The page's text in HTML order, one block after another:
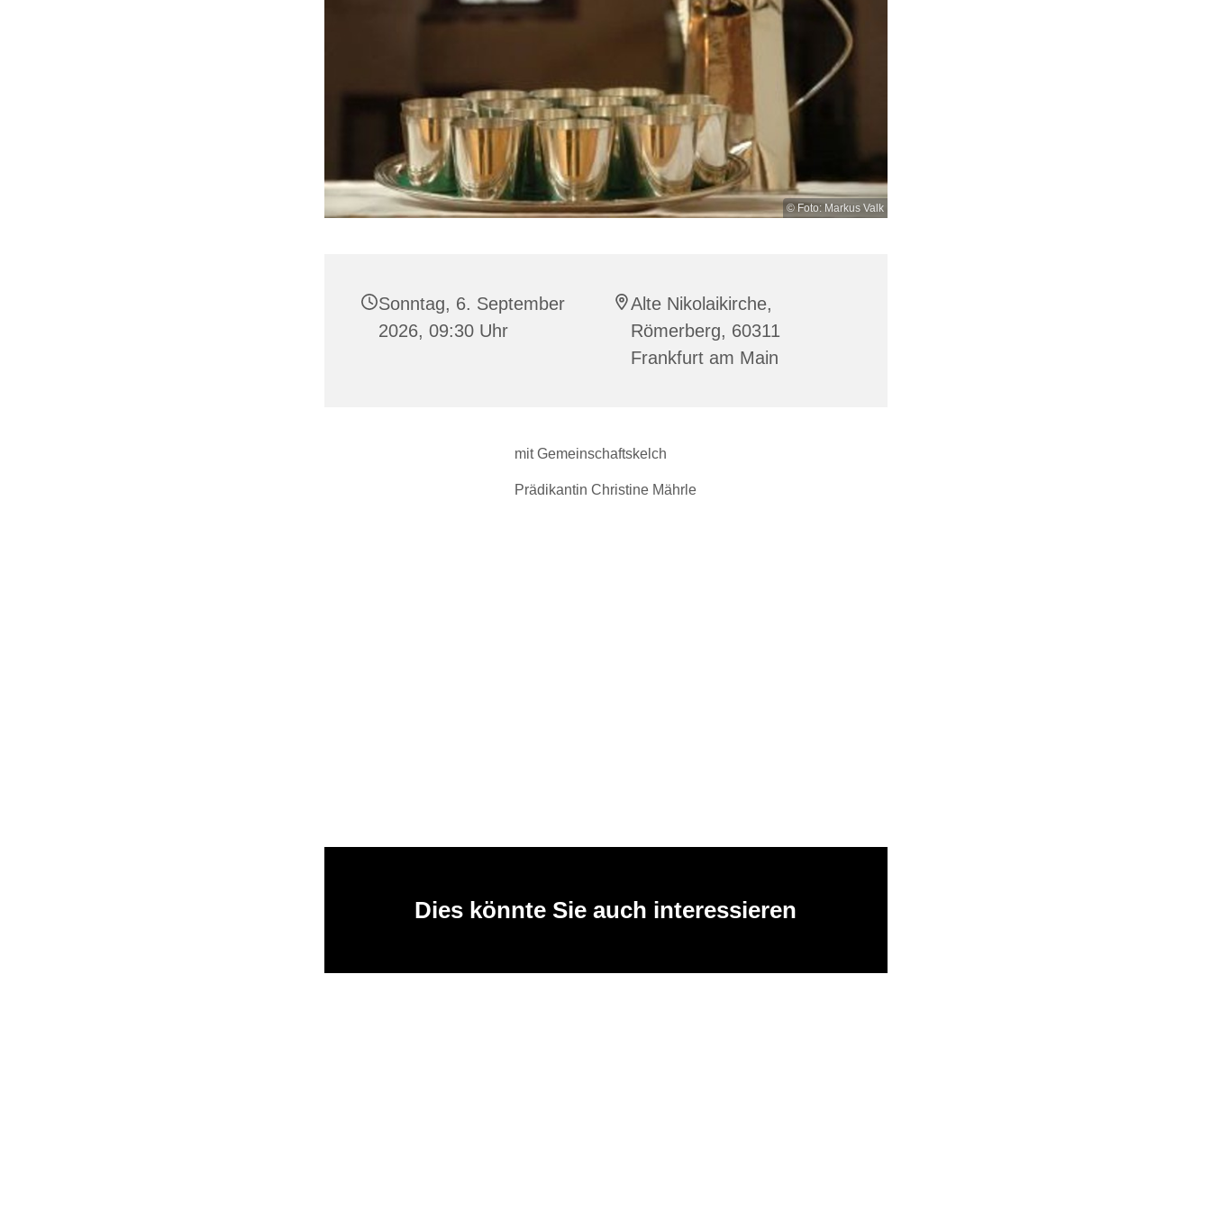
© Foto: Markus Valk
Sonntag, 6. September
2026, 09:30 Uhr
Alte Nikolaikirche,
Römerberg, 60311
Frankfurt am Main
mit Gemeinschaftskelch
Prädikantin Christine Mährle
Dies könnte Sie auch interessieren